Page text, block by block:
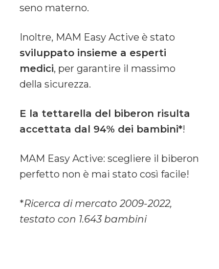
seno materno.
Inoltre, MAM Easy Active è stato
sviluppato insieme a esperti
medici, per garantire il massimo
della sicurezza.
E la tettarella del biberon risulta
accettata dal 94% dei bambini*!
MAM Easy Active: scegliere il biberon
perfetto non è mai stato così facile!
*Ricerca di mercato 2009-2022,
testato con 1.643 bambini